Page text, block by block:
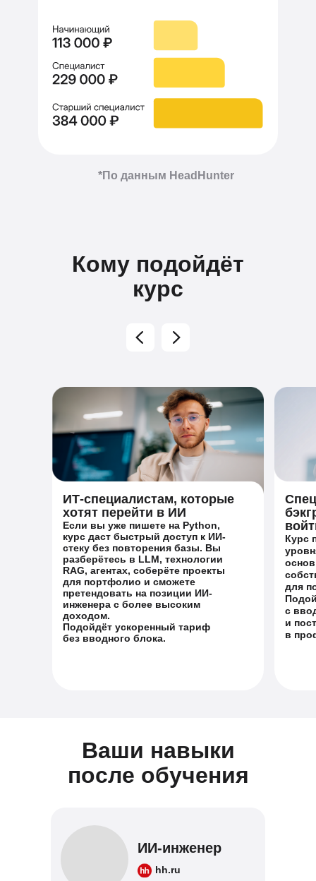
*По данным HeadHunter
Кому подойдёт
курс
ИТ-специалистам, которые
хотят перейти в ИИ
Если вы уже пишете на Python,
курс даст быстрый доступ к ИИ-
стеку без повторения базы. Вы
разберётесь в LLM, технологии
RAG, агентах, соберёте проекты
для портфолио и сможете
претендовать на позиции ИИ-
инженера с более высоким
доходом.
Подойдёт ускоренный тариф
без вводного блока.
Курс
для
с
и
в
Ваши навыки
после обучения
ИИ-инженер
hh.ru